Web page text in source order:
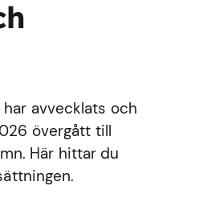
avvecklats och
övergått till
Här hittar du